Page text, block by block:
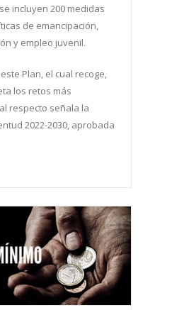
incluyen 200 medidas
de emancipación,
y empleo juvenil.
este Plan, el cual recoge,
los retos más
respecto señala la
2022-2030, aprobada